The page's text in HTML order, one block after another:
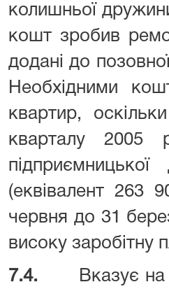
колишньої
кошт зробив
додані до
Необхідними
квартир,
кварталу 2005
(еквівалент
червня до 31
високу заробітну
7.4.
Вказує